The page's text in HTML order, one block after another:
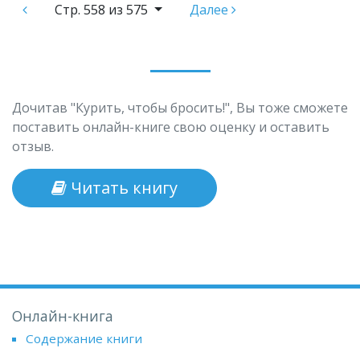
Стр. 558 из 575 Далее
Дочитав "Курить, чтобы бросить!", Вы тоже сможете
поставить онлайн-книге свою оценку и оставить
отзыв.
Читать книгу
Онлайн-книга
Содержание книги